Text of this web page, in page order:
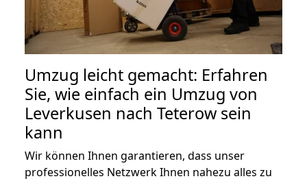
Umzug leicht gemacht: Erfahren
Sie, wie einfach ein Umzug von
Leverkusen nach Teterow sein
kann
Wir können Ihnen garantieren, dass unser
professionelles Netzwerk Ihnen nahezu alles zu